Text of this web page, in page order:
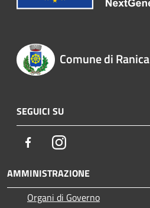
Comune di Ranica
SEGUICI SU
FacebookInstagram
AMMINISTRAZIONE
Organi di Governo